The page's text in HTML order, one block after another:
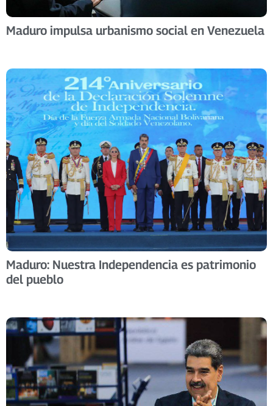
Maduro impulsa urbanismo social en Venezuela
Maduro: Nuestra Independencia es patrimonio
del pueblo